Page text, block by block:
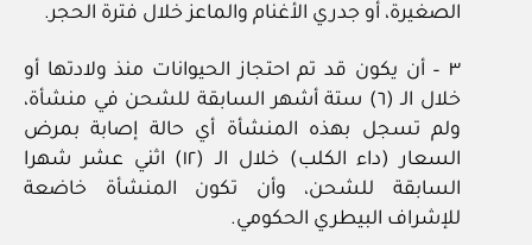
الصغيرة، أو جدري الأغنام والماعز خلال فترة الحجر.
٣ – أن يكون قد تم احتجاز الحيوانات منذ ولادتها أو
خلال الـ (٦) ستة أشهر السابقة للشحن في منشأة،
ولم تسجل بهذه المنشأة أي حالة إصابة بمرض
السعار (داء الكلب) خلال الـ (١٢) اثني عشر شهرا
السابقة للشحن، وأن تكون المنشأة خاضعة
للإشراف البيطري الحكومي.